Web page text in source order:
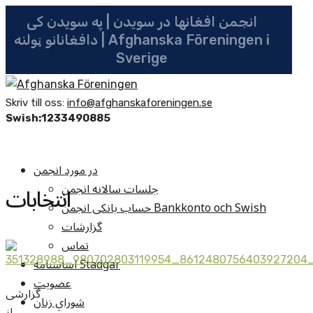
انجمن افغانها در سویدن | په سویدن کی
دافغانانو ټولنه | Afghanska Föreningen i
Sverige
Skriv till oss: info@afghanskaforeningen.se
Swish:1233490885
در مورد انجمن
جلسات سالانه انجمن
حساب بانکی انجمن Bankkonto och Swish
گزارشات
تماس
اساسنامه Stadgar
عضویت
شوراي زنان
انتخابات
گزارشی